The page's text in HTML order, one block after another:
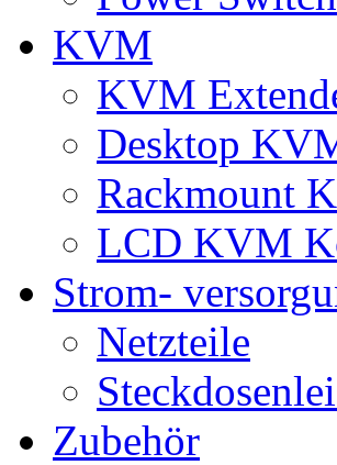
KVM
KVM
Desktop
Rackmount
LCD KVM
Strom-
Netzteile
Zubehör